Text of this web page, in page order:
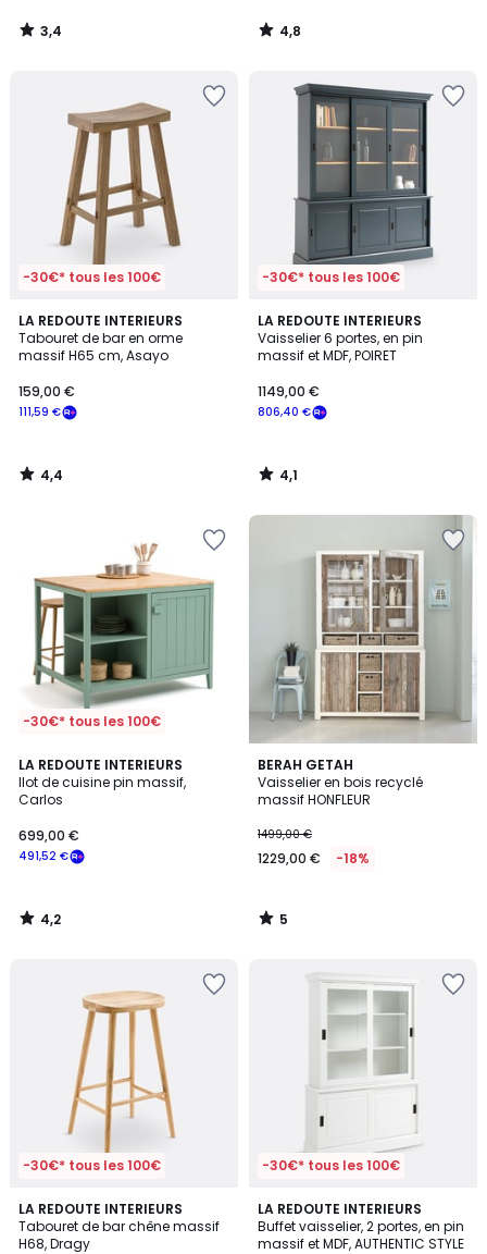
3,4
/
4,8
/
-30€* tous les 100€
LA REDOUTE INTERIEURS
Tabouret de bar en orme
massif H65 cm, Asayo
111,59 €
159,00 €
4,4
/ 5
4,4
/
-30€* tous les 100€
LA REDOUTE INTERIEURS
Vaisselier 6 portes, en pin
massif et MDF, POIRET
806,40 €
1149,00 €
4,1
/ 5
4,1
/
-30€* tous les 100€
LA REDOUTE INTERIEURS
Ilot de cuisine pin massif,
Carlos
491,52 €
699,00 €
4,2
/ 5
4,2
/
BERAH GETAH
Vaisselier en bois recyclé
massif HONFLEUR
1499,00 €
1229,00 € -18%
5
/
5
5
/
-30€* tous les 100€
LA REDOUTE INTERIEURS
Tabouret de bar chêne massif
H68, Dragy
4,2
/ 5
-30€* tous les 100€
LA REDOUTE INTERIEURS
Buffet vaisselier, 2 portes, en pin
massif et MDF, AUTHENTIC STYLE
4,1
/ 5